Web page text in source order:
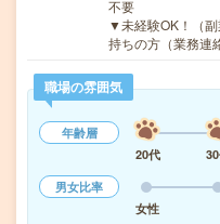
不要
▼未経験OK！（
持ちの方（業務連
職場の雰囲気
年齢層
20代
男女比率
女性